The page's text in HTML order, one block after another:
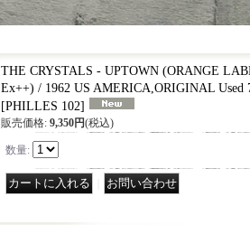
THE CRYSTALS - UPTOWN (ORANGE
Ex++) / 1962 US AMERICA,ORIGINAL Used
[PHILLES 102]
販売価格: 9,350円(税込)
数量: